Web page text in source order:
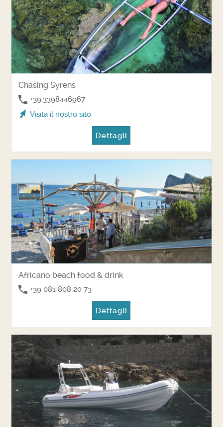
Chasing Syrens
+39.3398446967
Visita il nostro sito
Dettagli
Africano beach food & drink
+39 081 808 20 73
Dettagli